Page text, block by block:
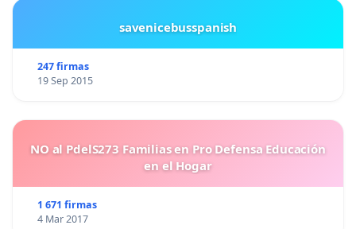
savenicebusspanish
247 firmas
19 Sep 2015
NO al PdelS273 Familias en Pro Defensa Educación
en el Hogar
1 671 firmas
4 Mar 2017